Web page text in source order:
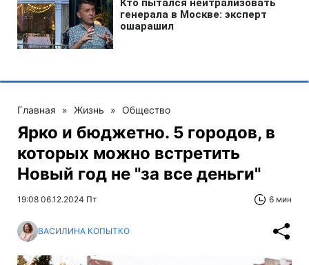
Главная » Жизнь » Общество
Ярко и бюджетно. 5 городов, в
которых можно встретить
Новый год не "за все деньги"
19:08 06.12.2024 Пт 6 мин
ВАСИЛИНА КОПЫТКО